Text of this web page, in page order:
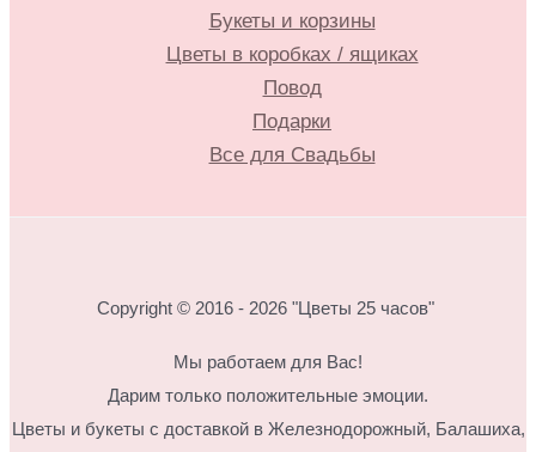
Букеты и корзины
Цветы в коробках / ящиках
Повод
Подарки
Все для Свадьбы
Copyright © 2016 - 2026 "Цветы 25 часов"
Мы работаем для Вас!
Дарим только положительные эмоции.
Цветы и букеты с доставкой в Железнодорожный, Балашиха,